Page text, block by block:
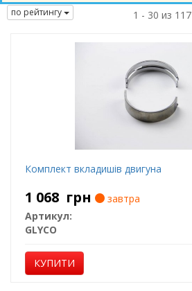
по рейтингу 1 - 30 из 117
Комплект вкладишів двигуна
1 068 грн
завтра
Артикул:
GLYCO
КУПИТИ